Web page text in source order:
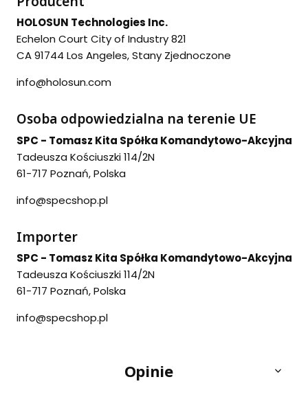
HOLOSUN Technologies Inc.
Echelon Court City of Industry 821
CA 91744 Los Angeles, Stany Zjednoczone
info@holosun.com
Osoba odpowiedzialna na terenie UE
SPC - Tomasz Kita Spółka Komandytowo-Akcyjna
Tadeusza Kościuszki 114/2N
61-717 Poznań, Polska
info@specshop.pl
Importer
SPC - Tomasz Kita Spółka Komandytowo-Akcyjna
Tadeusza Kościuszki 114/2N
61-717 Poznań, Polska
info@specshop.pl
Opinie